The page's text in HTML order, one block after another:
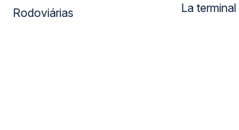
Rodoviárias